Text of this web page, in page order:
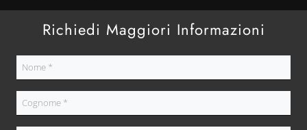
Richiedi Maggiori Informazioni